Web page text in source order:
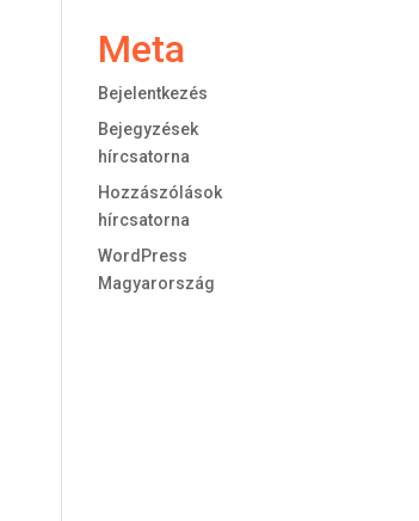
Meta
Bejelentkezés
Bejegyzések
hírcsatorna
Hozzászólások
hírcsatorna
WordPress
Magyarország